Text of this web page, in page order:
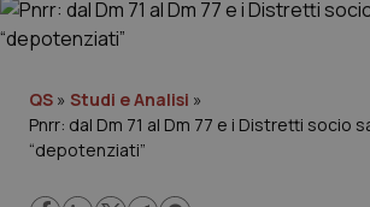
Governo e Parlamento
Regioni e Asl
QS » Studi e Analisi »
Pnrr: dal Dm 71 al Dm 77 e i Distretti socio
“depotenziati”